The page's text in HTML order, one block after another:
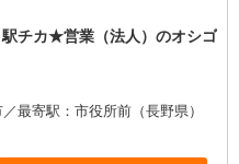
駅チカ★営業（法人）のオシゴ
最寄駅：市役所前（長野県）